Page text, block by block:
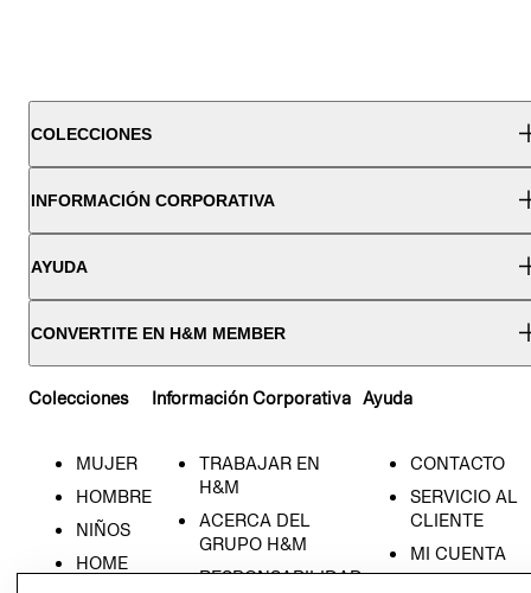
COLECCIONES
INFORMACIÓN CORPORATIVA
AYUDA
CONVERTITE EN H&M MEMBER
Colecciones
MUJER
HOMBRE
NIÑOS
HOME
Información Corporativa
TRABAJAR EN
H&M
ACERCA DEL
GRUPO H&M
RESPONSABILIDAD
Ayuda
CONTACTO
SERVICIO AL
CLIENTE
MI CUENTA